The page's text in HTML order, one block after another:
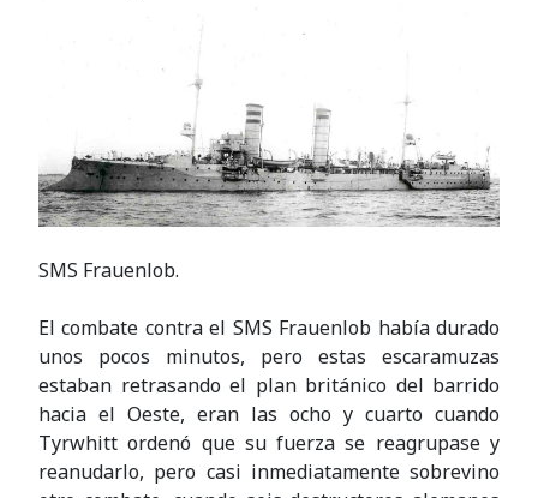
SMS Frauenlob.
El combate contra el SMS Frauenlob había durado
unos pocos minutos, pero estas escaramuzas
estaban retrasando el plan británico del barrido
hacia el Oeste, eran las ocho y cuarto cuando
Tyrwhitt ordenó que su fuerza se reagrupase y
reanudarlo, pero casi inmediatamente sobrevino